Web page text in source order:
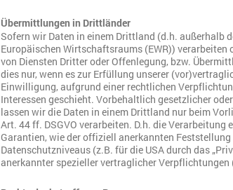
Übermittlungen in Drittländer
Sofern wir Daten in einem Drittland (d.h. außerhalb
Europäischen Wirtschaftsraums (EWR))
von Diensten Dritter oder Offenlegung, bzw.
dies nur, wenn es zur Erfüllung unserer
Einwilligung, aufgrund einer rechtlichen
Interessen geschieht. Vorbehaltlich gesetzlicher
lassen wir die Daten in einem Drittland nur beim
Art. 44 ff. DSGVO verarbeiten. D.h. die
Garantien, wie der offiziell anerkannten Feststellung
Datenschutzniveaus (z.B. für die USA durch das
anerkannter spezieller vertraglicher Verpflichtungen